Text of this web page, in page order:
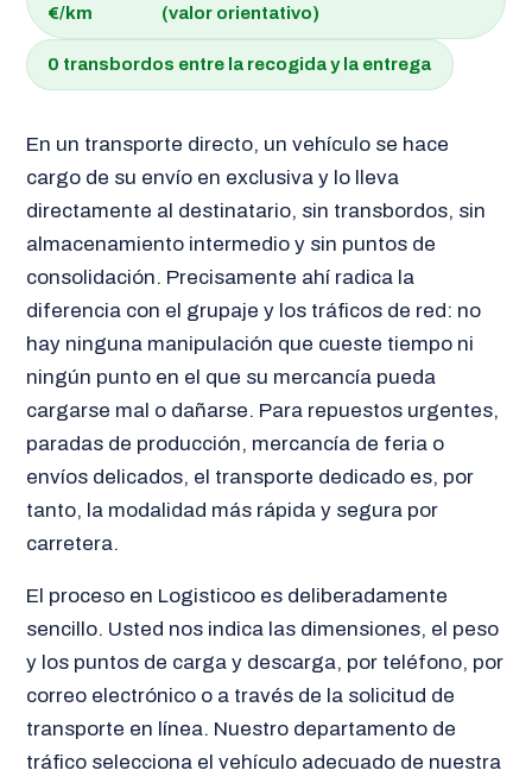
€/km
(valor orientativo)
0 transbordos entre la recogida y la entrega
En un transporte directo, un vehículo se hace
cargo de su envío en exclusiva y lo lleva
directamente al destinatario, sin transbordos, sin
almacenamiento intermedio y sin puntos de
consolidación. Precisamente ahí radica la
diferencia con el grupaje y los tráficos de red: no
hay ninguna manipulación que cueste tiempo ni
ningún punto en el que su mercancía pueda
cargarse mal o dañarse. Para repuestos urgentes,
paradas de producción, mercancía de feria o
envíos delicados, el transporte dedicado es, por
tanto, la modalidad más rápida y segura por
carretera.
El proceso en Logisticoo es deliberadamente
sencillo. Usted nos indica las dimensiones, el peso
y los puntos de carga y descarga, por teléfono, por
correo electrónico o a través de la solicitud de
transporte en línea. Nuestro departamento de
tráfico selecciona el vehículo adecuado de nuestra